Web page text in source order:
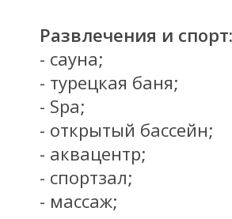
Развлечения и спорт:
- сауна;
- турецкая баня;
- Spa;
- открытый бассейн;
- аквацентр;
- спортзал;
- массаж;